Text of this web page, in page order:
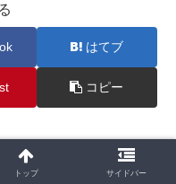
はてブ
コピー
ローする
トップ サイドバー